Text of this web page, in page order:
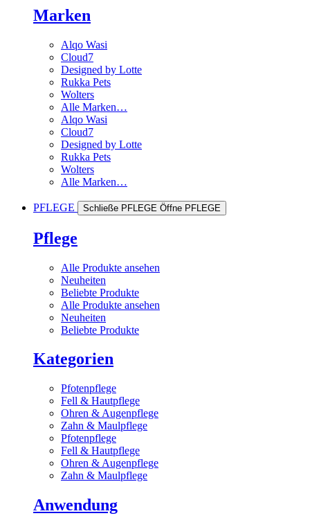
Marken
Alqo Wasi
Cloud7
Designed by Lotte
Rukka Pets
Wolters
Alle Marken…
Alqo Wasi
Cloud7
Designed by Lotte
Rukka Pets
Wolters
Alle Marken…
PFLEGE Schließe PFLEGE Öffne PFLEGE
Pflege
Alle Produkte ansehen
Neuheiten
Beliebte Produkte
Alle Produkte ansehen
Neuheiten
Beliebte Produkte
Kategorien
Pfotenpflege
Fell & Hautpflege
Ohren & Augenpflege
Zahn & Maulpflege
Pfotenpflege
Fell & Hautpflege
Ohren & Augenpflege
Zahn & Maulpflege
Anwendung